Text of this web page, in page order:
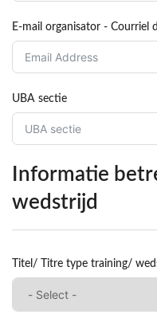
E-mail organisator - Courriel
UBA sectie
Informatie
wedstrijd
Titel/ Titre type training/